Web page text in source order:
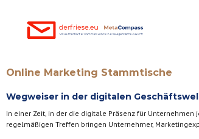
Online Marketing Stammtische
Wegweiser in der digitalen
In einer Zeit, in der die digitale Präsenz für
regelmäßigen Treffen bringen Unternehmer,